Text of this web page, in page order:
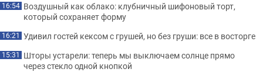
16:54 Воздушный как облако: клубничный шифоновый торт,
который сохраняет форму
16:21 Удивил гостей кексом с грушей, но без груши: все в восторге
15:31 Шторы устарели: теперь мы выключаем солнце прямо
через стекло одной кнопкой